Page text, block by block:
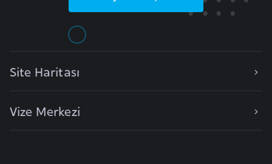
Site Haritası
Vize Merkezi
a